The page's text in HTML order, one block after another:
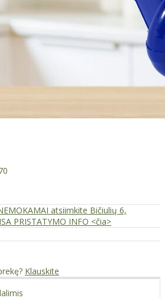
atsiimkite Bičiulių 6,
PRISTATYMO INFO <čia>
Klauskite